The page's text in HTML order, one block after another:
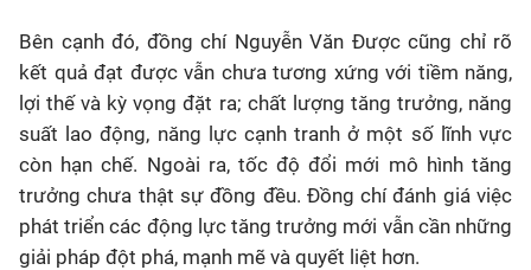
Bên cạnh đó, đồng chí Nguyễn Văn Được cũng chỉ rõ
kết quả đạt được vẫn chưa tương xứng với tiềm năng,
lợi thế và kỳ vọng đặt ra; chất lượng tăng trưởng, năng
suất lao động, năng lực cạnh tranh ở một số lĩnh vực
còn hạn chế. Ngoài ra, tốc độ đổi mới mô hình tăng
trưởng chưa thật sự đồng đều. Đồng chí đánh giá việc
phát triển các động lực tăng trưởng mới vẫn cần những
giải pháp đột phá, mạnh mẽ và quyết liệt hơn.